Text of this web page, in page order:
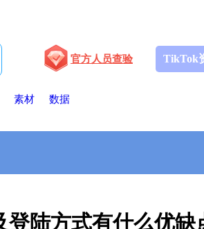
素材 数据
官方人员查验 TikTok
陆方式有什么优缺